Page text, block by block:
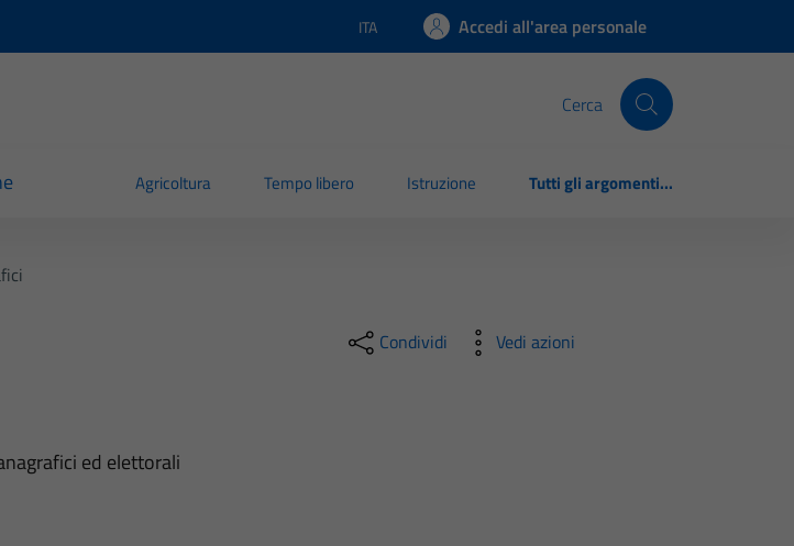
Lingua attiva:
ITA Accedi all'area personale
Cerca
Agricoltura Tempo libero Istruzione Tutti gli argomenti...
ed elettorali
Condividi Vedi azioni